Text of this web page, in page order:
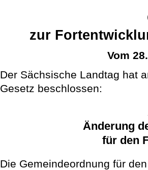
zur
Vom
Der Sächsische Landtag hat
Gesetz beschlossen:
Änderung
für den
Die Gemeindeordnung für